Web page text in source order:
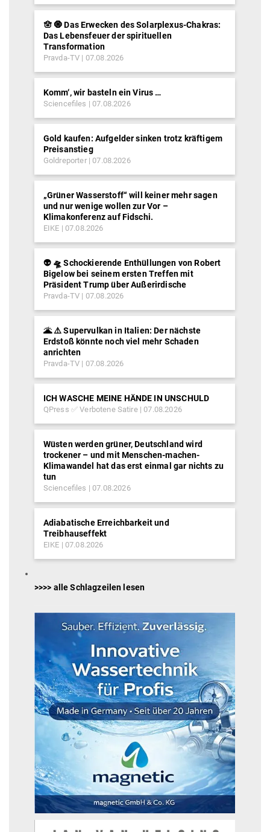
🪬 🧿 Das Erwecken des Solarplexus-Chakras:
Das Lebensfeuer der spirituellen
Transformation
Pravda-TV 07.08.2026
Komm‘, wir basteln ein Virus …
Sciencefiles 07.08.2026
Gold kaufen: Aufgelder sinken trotz kräftigem
Preisanstieg
Goldreporter 07.08.2026
„Grüner Wasserstoff“ will keiner mehr sagen
und nur wenige wollen zur Vor –
Klimakonferenz auf Fidschi.
EIKE 07.08.2026
👽 🛸 Schockierende Enthüllungen von Robert
Bigelow bei seinem ersten Treffen mit
Präsident Trump über Außerirdische
Pravda-TV 07.08.2026
🌋 ⚠️ Supervulkan in Italien: Der nächste
Erdstoß könnte noch viel mehr Schaden
anrichten
Pravda-TV 07.08.2026
ICH WASCHE MEINE HÄNDE IN UNSCHULD
QPress ✅ Verbotene Satire 07.08.2026
Wüsten werden grüner, Deutschland wird
trockener – und mit Menschen-machen-
Klimawandel hat das erst einmal gar nichts zu
tun
Sciencefiles 07.08.2026
Adiabatische Erreichbarkeit und
Treibhauseffekt
EIKE 07.08.2026
>>>> alle Schlagzeilen lesen